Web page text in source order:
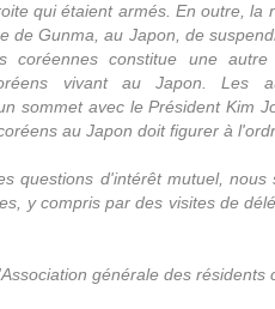
qui étaient armés. En outre, la
de Gunma, au Japon, de
coréennes constitue une
vivant au Japon. Les
sommet avec le Président Kim
au Japon doit figurer à
questions d'intérêt mutuel, nous
y compris par des visites de
générale des résidents